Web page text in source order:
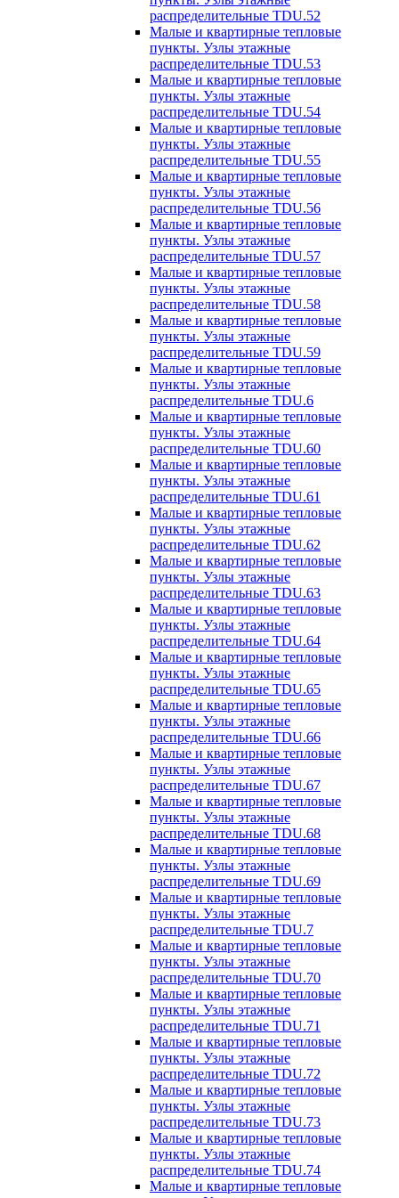
распределительные TDU.52
Малые и квартирные тепловые
пункты. Узлы этажные
распределительные TDU.53
Малые и квартирные тепловые
пункты. Узлы этажные
распределительные TDU.54
Малые и квартирные тепловые
пункты. Узлы этажные
распределительные TDU.55
Малые и квартирные тепловые
пункты. Узлы этажные
распределительные TDU.56
Малые и квартирные тепловые
пункты. Узлы этажные
распределительные TDU.57
Малые и квартирные тепловые
пункты. Узлы этажные
распределительные TDU.58
Малые и квартирные тепловые
пункты. Узлы этажные
распределительные TDU.59
Малые и квартирные тепловые
пункты. Узлы этажные
распределительные TDU.6
Малые и квартирные тепловые
пункты. Узлы этажные
распределительные TDU.60
Малые и квартирные тепловые
пункты. Узлы этажные
распределительные TDU.61
Малые и квартирные тепловые
пункты. Узлы этажные
распределительные TDU.62
Малые и квартирные тепловые
пункты. Узлы этажные
распределительные TDU.63
Малые и квартирные тепловые
пункты. Узлы этажные
распределительные TDU.64
Малые и квартирные тепловые
пункты. Узлы этажные
распределительные TDU.65
Малые и квартирные тепловые
пункты. Узлы этажные
распределительные TDU.66
Малые и квартирные тепловые
пункты. Узлы этажные
распределительные TDU.67
Малые и квартирные тепловые
пункты. Узлы этажные
распределительные TDU.68
Малые и квартирные тепловые
пункты. Узлы этажные
распределительные TDU.69
Малые и квартирные тепловые
пункты. Узлы этажные
распределительные TDU.7
Малые и квартирные тепловые
пункты. Узлы этажные
распределительные TDU.70
Малые и квартирные тепловые
пункты. Узлы этажные
распределительные TDU.71
Малые и квартирные тепловые
пункты. Узлы этажные
распределительные TDU.72
Малые и квартирные тепловые
пункты. Узлы этажные
распределительные TDU.73
Малые и квартирные тепловые
пункты. Узлы этажные
распределительные TDU.74
Малые и квартирные тепловые